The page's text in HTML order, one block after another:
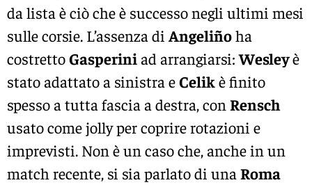
da lista è ciò che è successo negli ultimi mesi
sulle corsie. L’assenza di Angeliñoha
costrettoGasperiniad arrangiarsi:Wesleyè
stato adattato a sinistra eCelikè finito
spesso a tutta fascia a destra, con Rensch
usato come jolly per coprire rotazioni e
imprevisti. Non è un caso che, anche in un
match recente, si sia parlato di una Roma